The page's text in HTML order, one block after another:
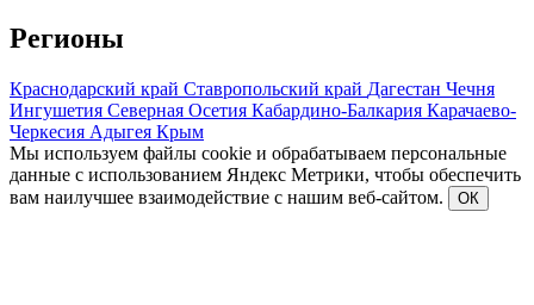
Регионы
Краснодарский край Ставропольский край Дагестан Чечня
Ингушетия Северная Осетия Кабардино-Балкария Карачаево-
Черкесия Адыгея Крым
Мы используем файлы cookie и обрабатываем персональные
данные с использованием Яндекс Метрики, чтобы обеспечить
вам наилучшее взаимодействие с нашим веб-сайтом.
ОК